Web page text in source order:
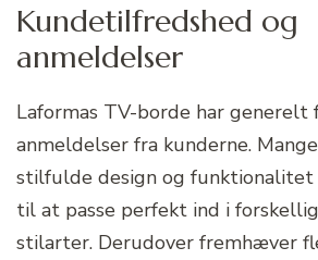
Kundetilfredshed og
anmeldelser
Laformas TV-borde har generelt
anmeldelser fra kunderne.
stilfulde design og funktionalitet
til at passe perfekt ind i
stilarter. Derudover fremhæver